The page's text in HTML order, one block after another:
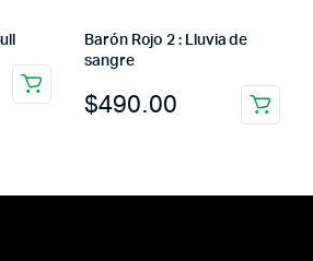
Barón Rojo 2 : Lluvia de
sangre
$490.00